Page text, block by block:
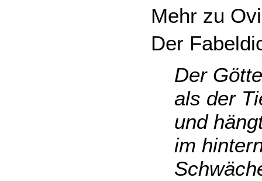
Mehr zu
Der
Der
als der
und
im